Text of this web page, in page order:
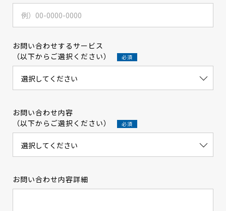
お問い合わせするサービス
（以下からご選択ください）
お問い合わせ内容
（以下からご選択ください）
お問い合わせ内容詳細